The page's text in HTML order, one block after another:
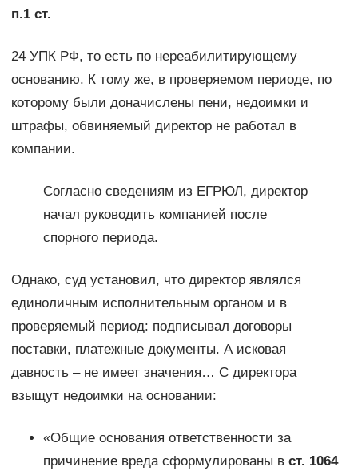
п.1 ст.
24 УПК РФ, то есть по нереабилитирующему
основанию. К тому же, в проверяемом периоде, по
которому были доначислены пени, недоимки и
штрафы, обвиняемый директор не работал в
компании.
Согласно сведениям из ЕГРЮЛ, директор
начал руководить компанией после
спорного периода.
Однако, суд установил, что директор являлся
единоличным исполнительным органом и в
проверяемый период: подписывал договоры
поставки, платежные документы. А исковая
давность – не имеет значения… С директора
взыщут недоимки на основании:
«Общие основания ответственности за
причинение вреда сформулированы в ст. 1064